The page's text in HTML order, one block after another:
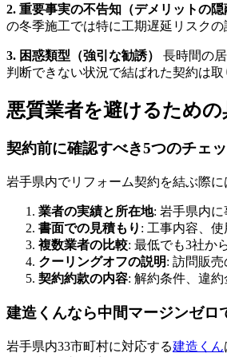
2. 重要事実の不告知（デメリットの隠
の冬季施工では特に工期遅延リスクの
3. 困惑類型（強引な勧誘）
長時間の
判断できない状況で結ばれた契約は取
悪質業者を避けるため
契約前に確認すべき5つのチェ
岩手県内でリフォーム契約を結ぶ際
業者の実績と所在地: 岩手県内
書面での見積もり : 工事内容、
複数業者の比較: 最低でも3社か
クーリングオフの説明: 訪問販
契約約款の内容: 解約条件、違
建造くんなら中間マージンゼロ
岩手県内33市町村に対応する建造くん